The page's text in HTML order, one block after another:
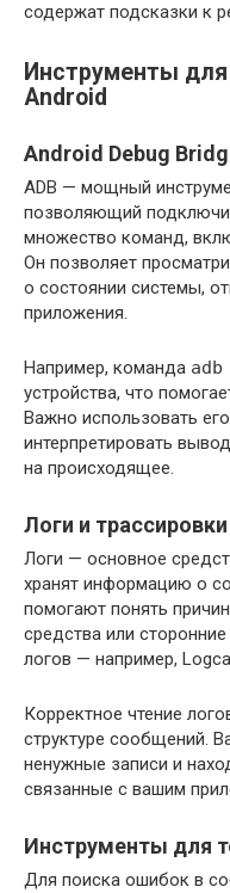
содержат подсказки к
Инструменты
Android
Android Debug
ADB — мощный
позволяющий
множество команд,
Он позволяет
о состоянии системы,
приложения.
Например, команда
устройства, что
Важно использовать
интерпретировать
на происходящее.
Логи и трассировки
Логи — основное
хранят информацию о
помогают понять
средства или
логов — например,
Корректное чтение
структуре сообщений.
ненужные записи и
связанные с вашим
Инструменты для
Для поиска ошибок в